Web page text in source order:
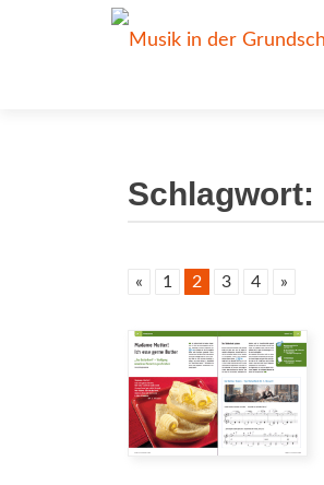
Schlagwort:
« 1 2 3 4 »